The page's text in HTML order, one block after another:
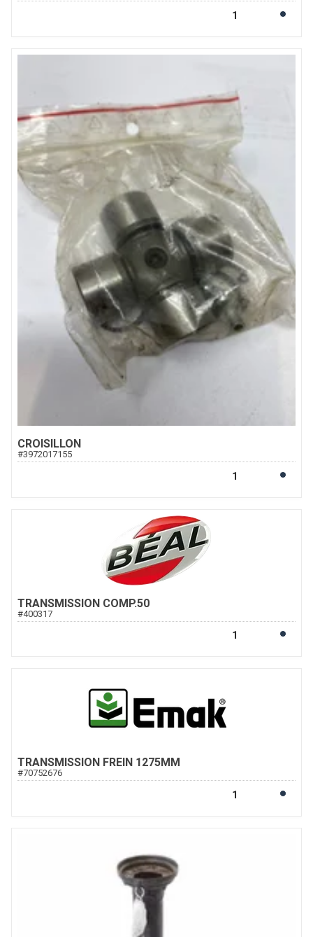
CROISILLON
#3972017155
TRANSMISSION COMP.50
#400317
TRANSMISSION FREIN 1275MM
#70752676